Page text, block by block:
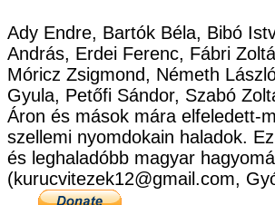
Ady Endre, Bartók Béla, Bibó
András, Erdei Ferenc, Fábri
Móricz Zsigmond, Németh
Gyula, Petőfi Sándor, Szabó
Áron és mások mára elfeledett-
szellemi nyomdokain haladok.
és leghaladóbb magyar
(kurucvitezek12@gmail.com,